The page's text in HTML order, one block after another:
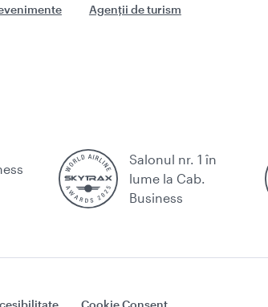
Agenții de turism
Salonul nr. 1 în
lume la Cab.
Business
Cookie Consent